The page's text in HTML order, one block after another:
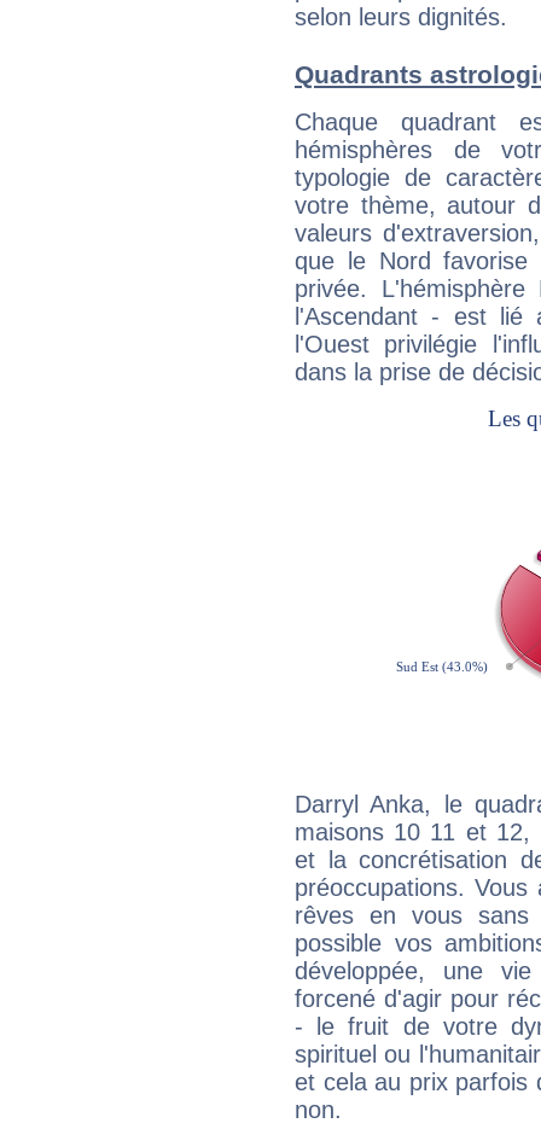
selon leurs dignités.
Quadrants
Chaque quadrant
hémisphères de
typologie de
votre thème, autour
valeurs
que le Nord favorise
privée.
l'Ascendant - est
l'Ouest privilégie
dans la prise de
Darryl Anka, le
maisons 10 11 et 12,
et la concrétisation
préoccupations.
rêves en vous sans
possible vos
développée, une
forcené d'agir pour
- le fruit de votre
spirituel ou
et cela au prix parfois
non.